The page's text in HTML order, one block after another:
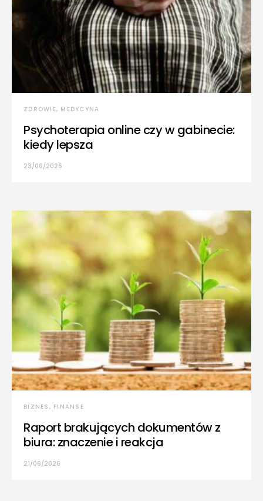
ZDROWIE, MEDYCYNA
Psychoterapia online czy w gabinecie:
kiedy lepsza
23/06/2026
BIZNES, FINANSE
Raport brakujących dokumentów z
biura: znaczenie i reakcja
21/06/2026